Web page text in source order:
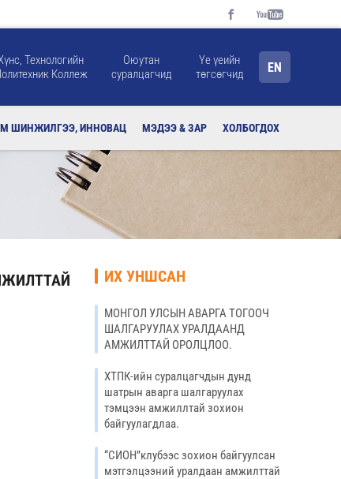
Технологийн
Коллеж
Оюутан
суралцагчид
Үе үеийн
төгсөгчид
EN
ШИНЖИЛГЭЭ, ИННОВАЦ МЭДЭЭ & ЗАР ХОЛБОГДОХ
ИХ УНШСАН
МОНГОЛ УЛСЫН АВАРГА ТОГООЧ
ШАЛГАРУУЛАХ УРАЛДААНД
АМЖИЛТТАЙ ОРОЛЦЛОО.
ХТПК-ийн суралцагчдын дунд
шатрын аварга шалгаруулах
тэмцээн амжиллтай зохион
байгуулагдлаа.
“СИОН”клубээс зохион байгуулсан
мэтгэлцээний уралдаан амжилттай